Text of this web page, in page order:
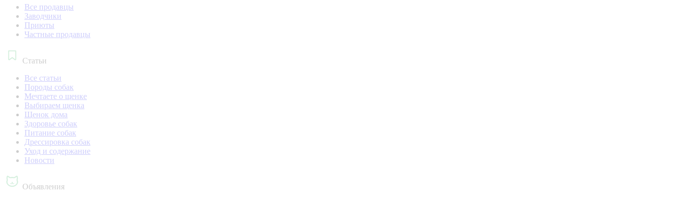
Все продавцы
Заводчики
Приюты
Частные продавцы
Статьи
Все статьи
Породы собак
Мечтаете о щенке
Выбираем щенка
Щенок дома
Здоровье собак
Питание собак
Дрессировка собак
Уход и содержание
Новости
Объявления